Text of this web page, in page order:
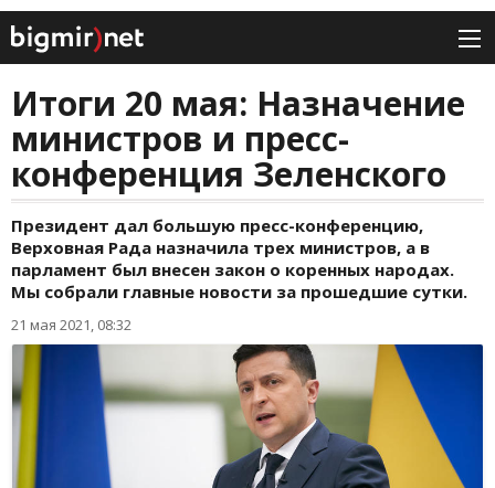
Итоги 20 мая: Назначение
министров и пресс-
конференция Зеленского
Президент дал большую пресс-конференцию,
Верховная Рада назначила трех министров, а в
парламент был внесен закон о коренных народах.
Мы собрали главные новости за прошедшие сутки.
21 мая 2021, 08:32